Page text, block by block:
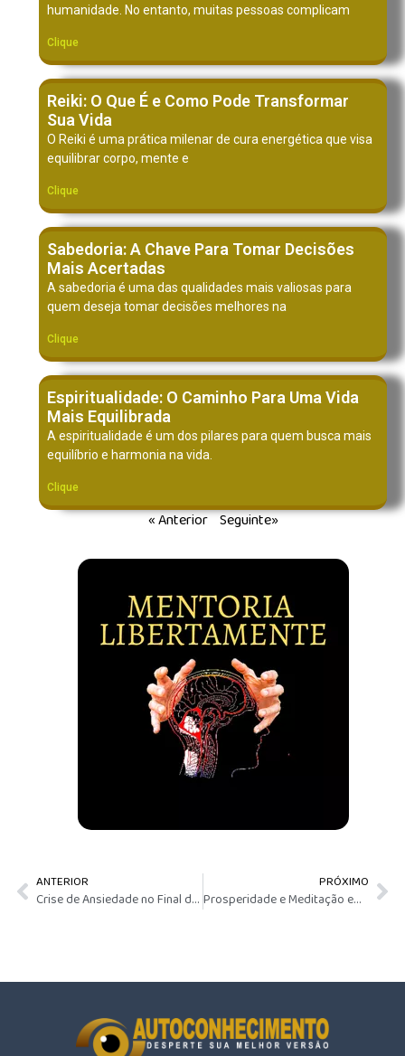
humanidade. No entanto, muitas pessoas complicam
Clique
Reiki: O Que É e Como Pode Transformar
Sua Vida
O Reiki é uma prática milenar de cura energética que visa
equilibrar corpo, mente e
Clique
Sabedoria: A Chave Para Tomar Decisões
Mais Acertadas
A sabedoria é uma das qualidades mais valiosas para
quem deseja tomar decisões melhores na
Clique
Espiritualidade: O Caminho Para Uma Vida
Mais Equilibrada
A espiritualidade é um dos pilares para quem busca mais
equilíbrio e harmonia na vida.
Clique
« Anterior Seguinte»
ANTERIOR
Crise de Ansiedade no Final do Ano
PRÓXIMO
Prosperidade e Meditação em 21 Dias